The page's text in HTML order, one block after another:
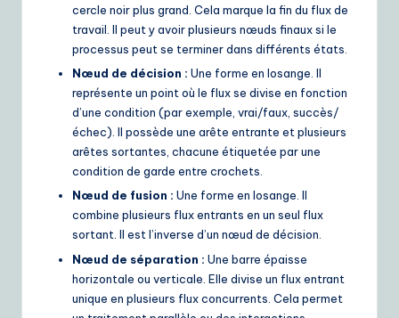
cercle noir plus grand. Cela marque la fin du flux de
travail. Il peut y avoir plusieurs nœuds finaux si le
processus peut se terminer dans différents états.
Nœud de décision : Une forme en losange. Il
représente un point où le flux se divise en fonction
d’une condition (par exemple, vrai/faux, succès/
échec). Il possède une arête entrante et plusieurs
arêtes sortantes, chacune étiquetée par une
condition de garde entre crochets.
Nœud de fusion : Une forme en losange. Il
combine plusieurs flux entrants en un seul flux
sortant. Il est l’inverse d’un nœud de décision.
Nœud de séparation : Une barre épaisse
horizontale ou verticale. Elle divise un flux entrant
unique en plusieurs flux concurrents. Cela permet